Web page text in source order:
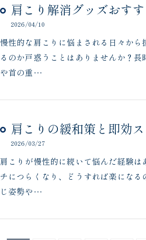
肩こり解消グッズおす
2026/04/10
慢性的な肩こりに悩まされる日々か
るのか戸惑うことはありませんか？
や首の重…
肩こりの緩和策と即効
2026/03/27
肩こりが慢性的に続いて悩んだ経験
チにつらくなり、どうすれば楽にな
じ姿勢や…